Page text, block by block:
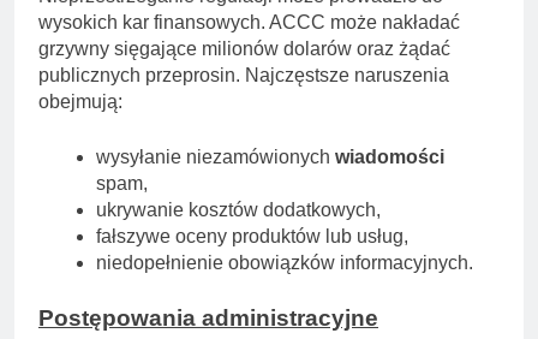
wysokich kar finansowych. ACCC może nakładać
grzywny sięgające milionów dolarów oraz żądać
publicznych przeprosin. Najczęstsze naruszenia
obejmują:
wysyłanie niezamówionych wiadomości
spam,
ukrywanie kosztów dodatkowych,
fałszywe oceny produktów lub usług,
niedopełnienie obowiązków informacyjnych.
Postępowania administracyjne